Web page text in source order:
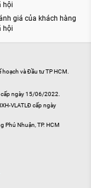
hội
giá của khách hàng
hội
và Đầu tư TP HCM.
cấp ngày 15/06/2022.
VLATLĐ cấp ngày
Phú Nhuận, TP. HCM